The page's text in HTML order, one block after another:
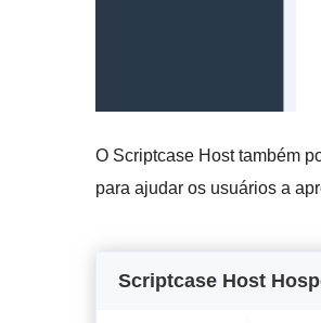
O Scriptcase Host também
para ajudar os usuários a
Scriptcase Host